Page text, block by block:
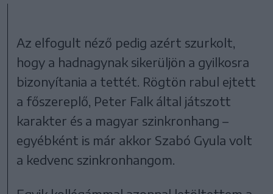
Az elfogult néző pedig azért szurkolt,
hogy a hadnagynak sikerüljön a gyilkosra
bizonyítania a tettét. Rögtön rabul ejtett
a főszereplő, Peter Falk által játszott
karakter és a magyar szinkronhang –
egyébként is már akkor Szabó Gyula volt
a kedvenc szinkronhangom.